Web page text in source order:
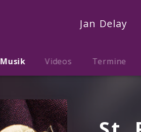
Jan Delay
Musik Videos Termine